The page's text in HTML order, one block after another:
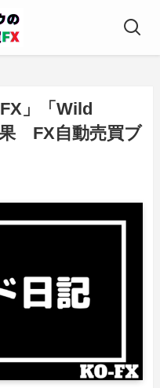
」「Wild
FX自動売買ブ